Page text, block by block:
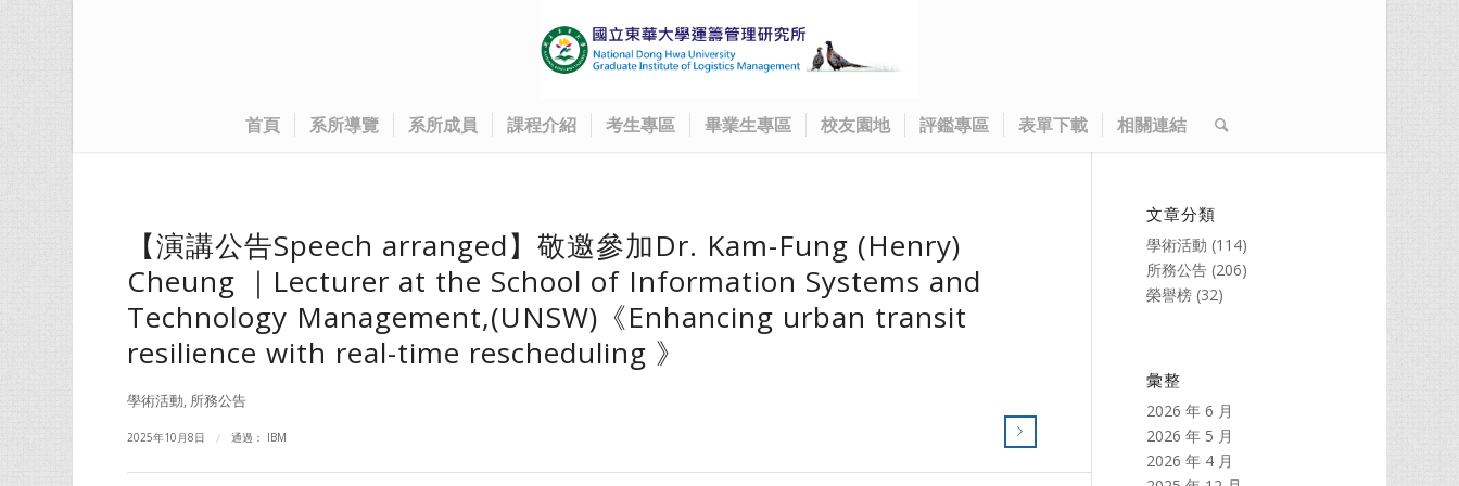
首頁 系所導覽 系所成員 課程介紹 考生專區 畢業生專區 校友園地 評鑑專區 表單下載 相關連結
【演講公告Speech arranged】敬邀參加Dr. Kam-Fung (Henry)
Cheung ｜Lecturer at the School of Information Systems and
Technology Management,(UNSW)《Enhancing urban transit
resilience with real-time rescheduling 》
學術活動, 所務公告
2025年10月8日 / 通過： IBM
文章分類
學術活動 (114)
所務公告(206)
榮譽榜(32)
彙整
2026 年 6 月
2026 年 5 月
2026 年 4 月